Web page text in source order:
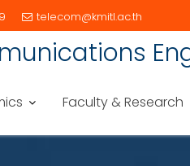
telecom@kmitl.ac.th
Faculty & Research